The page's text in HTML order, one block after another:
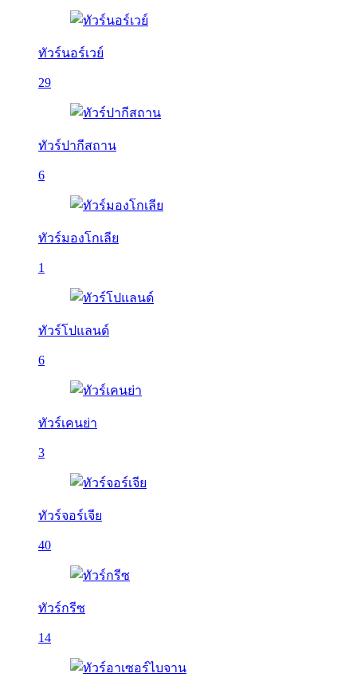
ทัวร์นอร์เวย์
29
ทัวร์ปากีสถาน
6
ทัวร์มองโกเลีย
1
ทัวร์โปแลนด์
6
ทัวร์เคนย่า
3
ทัวร์จอร์เจีย
40
ทัวร์กรีซ
14